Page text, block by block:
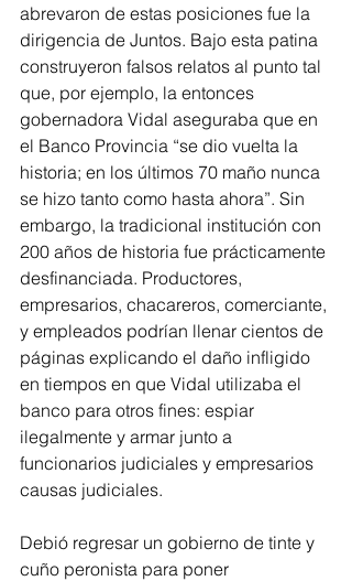
abrevaron de estas posiciones fue la
dirigencia de Juntos. Bajo esta patina
construyeron falsos relatos al punto tal
que, por ejemplo, la entonces
gobernadora Vidal aseguraba que en
el Banco Provincia “se dio vuelta la
historia; en los últimos 70 maño nunca
se hizo tanto como hasta ahora”. Sin
embargo, la tradicional institución con
200 años de historia fue prácticamente
desfinanciada. Productores,
empresarios, chacareros, comerciante,
y empleados podrían llenar cientos de
páginas explicando el daño infligido
en tiempos en que Vidal utilizaba el
banco para otros fines: espiar
ilegalmente y armar junto a
funcionarios judiciales y empresarios
causas judiciales.
Debió regresar un gobierno de tinte y
cuño peronista para poner